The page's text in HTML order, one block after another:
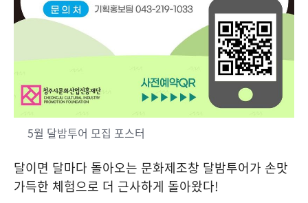
5월 달밤투어 모집 포스터
달이면 달마다 돌아오는 문화제조창 달밤투어가 손맛
가득한 체험으로 더 근사하게 돌아왔다!